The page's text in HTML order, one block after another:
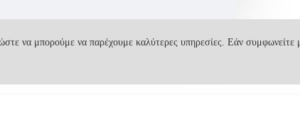
να μπορούμε να παρέχουμε καλύτερες υπηρεσίες. Εάν συμφωνείτε